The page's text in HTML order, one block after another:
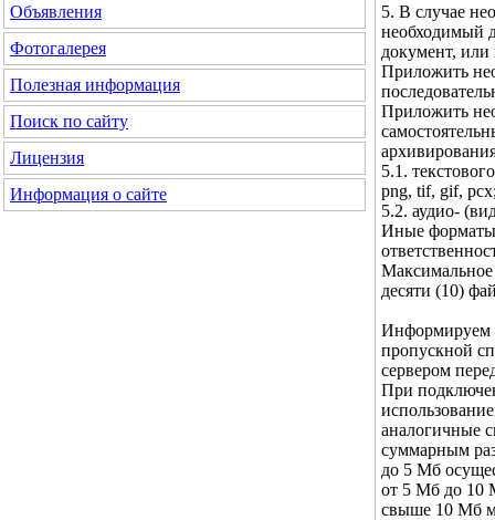
Объявления
Фотогалерея
Полезная информация
Поиск по сайту
Лицензия
Информация о сайте
5. В случае
необходимый
документ,
Приложить
Приложить
5.1.
png, tif, gif,
5.2. аудио-
Иные форматы
десяти (10)
Информируем
пропускной
сервером
При
аналогичные
суммарным
до 5 Мб
от 5 Мб до 10
свыше 10 Мб